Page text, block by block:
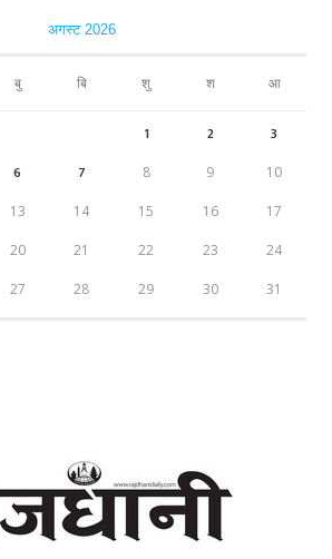
अगस्ट 2026
बु बि शु श आ
1 2
3
6 7 8 9 10
13 14 15 16 17
20 21 22 23 24
27 28 29 30 31